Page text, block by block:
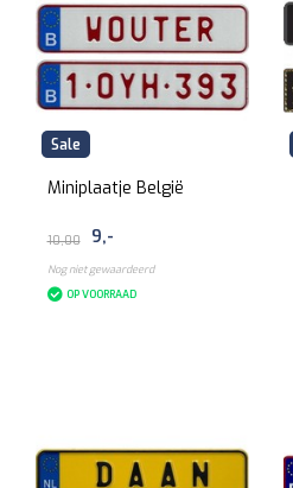
Sale
Miniplaatje België
10,00 9,-
Nog niet gewaardeerd
OP VOORRAAD